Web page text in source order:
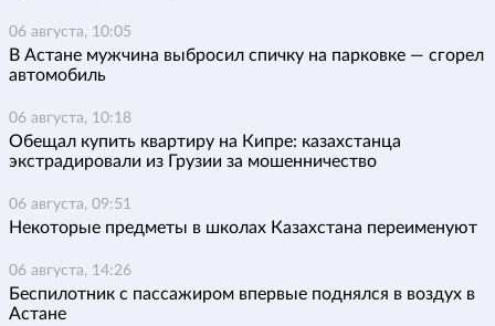
06 августа, 10:05
В Астане мужчина выбросил спичку на парковке — сгорел
автомобиль
06 августа, 10:18
Обещал купить квартиру на Кипре: казахстанца
экстрадировали из Грузии за мошенничество
06 августа, 09:51
Некоторые предметы в школах Казахстана переименуют
06 августа, 14:26
Беспилотник с пассажиром впервые поднялся в воздух в
Астане